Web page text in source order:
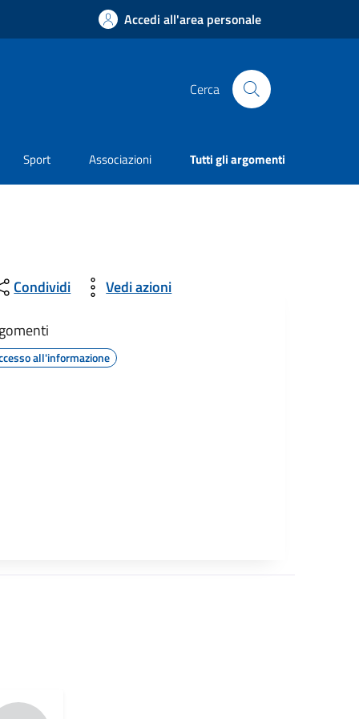
Accedi all'area personale
Cerca
Sport Associazioni Tutti gli argomenti
Condividi
Vedi azioni
all'informazione